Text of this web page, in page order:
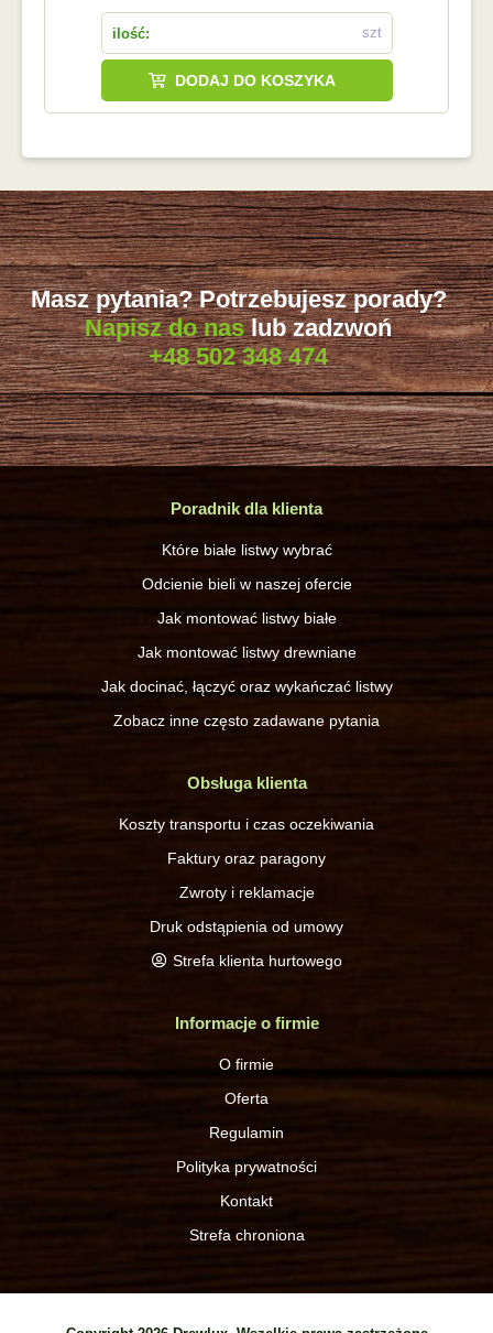
ilość: szt
DODAJ DO KOSZYKA
Masz pytania? Potrzebujesz porady?
Napisz do naslub zadzwoń
+48 502 348 474
Poradnik dla klienta
Które białe listwy wybrać
Odcienie bieli w naszej ofercie
Jak montować listwy białe
Jak montować listwy drewniane
Jak docinać, łączyć oraz wykańczać listwy
Zobacz inne często zadawane pytania
Obsługa klienta
Koszty transportu i czas oczekiwania
Faktury oraz paragony
Zwroty i reklamacje
Druk odstąpienia od umowy
Strefa klienta hurtowego
Informacje o firmie
O firmie
Oferta
Regulamin
Polityka prywatności
Kontakt
Strefa chroniona